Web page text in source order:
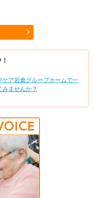
ケア岩倉グループホームで一
ませんか？